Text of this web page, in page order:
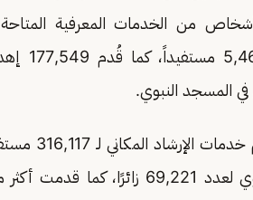
فيما استفاد 13,507 أشخاص من الخدمات
في المسجد النبوي.
وشملت